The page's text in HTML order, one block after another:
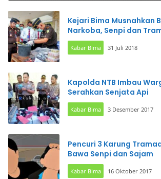
Kejari Bima Musnahkan
Narkoba, Senpi dan
Kabar Bima 31 Juli 2018
Kapolda NTB Imbau
Serahkan Senjata Api
Kabar Bima 3 Desember 2017
Pencuri 3 Karung
Bawa Senpi dan Sajam
Kabar Bima 16 Oktober 2017